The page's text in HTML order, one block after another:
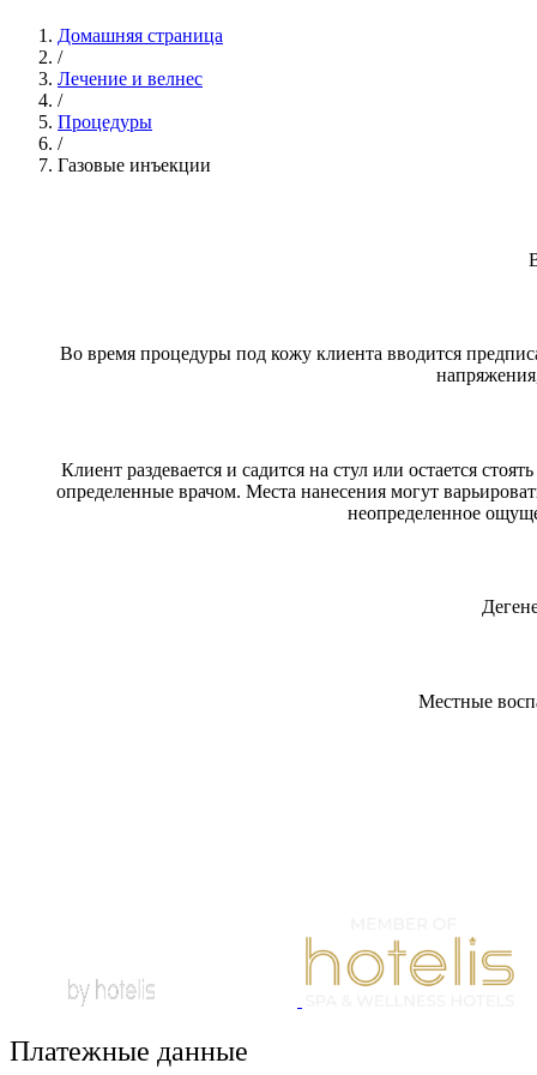
Домашняя страница
/
Лечение и велнес
/
Процедуры
/
Газовые инъекции
Во время процедуры под кожу клиента вводится
Клиент раздевается и садится на стул или остается
определенные врачом. Места нанесения могут
неопределенное
Местные
Платежные данные